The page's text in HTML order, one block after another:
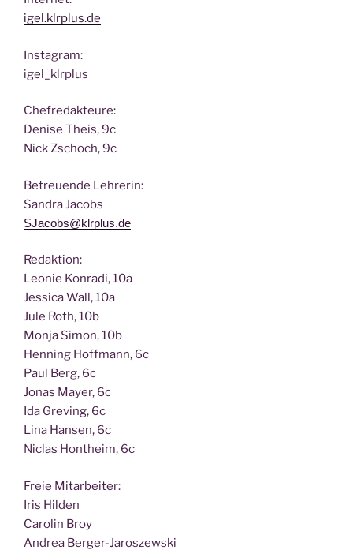
igel.klrplus.de
Insta­gram:
igel_klrplus
Chef­re­dak­teu­re:
Deni­se Theis, 9c
Nick Zscho­ch, 9c
Betreu­en­de Lehrerin:
San­dra Jacobs
SJacobs@klrplus.de
Redak­ti­on:
Leo­nie Kon­ra­di, 10a
Jes­si­ca Wall, 10a
Jule Roth, 10b
Mon­ja Simon, 10b
Hen­ning Hoff­mann, 6c
Paul Berg, 6c
Jonas May­er, 6c
Ida Gre­ving, 6c
Lina Han­sen, 6c
Nic­las Hont­heim, 6c
Freie Mit­ar­bei­ter:
Iris Hilden
Caro­lin Broy
Andrea Berger-Jaroszewski